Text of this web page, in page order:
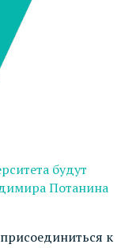
будут
Потанина
к